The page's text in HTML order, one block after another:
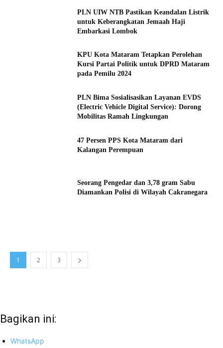
PLN UIW NTB Pastikan Keandalan Listrik
untuk Keberangkatan Jemaah Haji
Embarkasi Lombok
KPU Kota Mataram Tetapkan Perolehan
Kursi Partai Politik untuk DPRD Mataram
pada Pemilu 2024
PLN Bima Sosialisasikan Layanan EVDS
(Electric Vehicle Digital Service): Dorong
Mobilitas Ramah Lingkungan
47 Persen PPS Kota Mataram dari
Kalangan Perempuan
Seorang Pengedar dan 3,78 gram Sabu
Diamankan Polisi di Wilayah Cakranegara
1 2 3
Bagikan ini:
WhatsApp